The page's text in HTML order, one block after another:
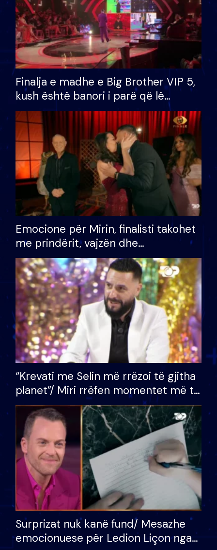
Finalja e madhe e Big Brother VIP 5,
kush është banori i parë që lë
shtëpinë dhe humb mundësinë për
të fituar çmimin e madh
Emocione për Mirin, finalisti takohet
me prindërit, vajzën dhe
bashkëshorten: S’kemi ndonjë letër
divorci apo jo?
“Krevati me Selin më rrëzoi të gjitha
planet”/ Miri rrëfen momentet më të
bukura në shtëpinë e BB VIP: Do më
mungojë zilja e mëngjesit kur…
Surprizat nuk kanë fund/ Mesazhe
emocionuese për Ledion Liçon nga